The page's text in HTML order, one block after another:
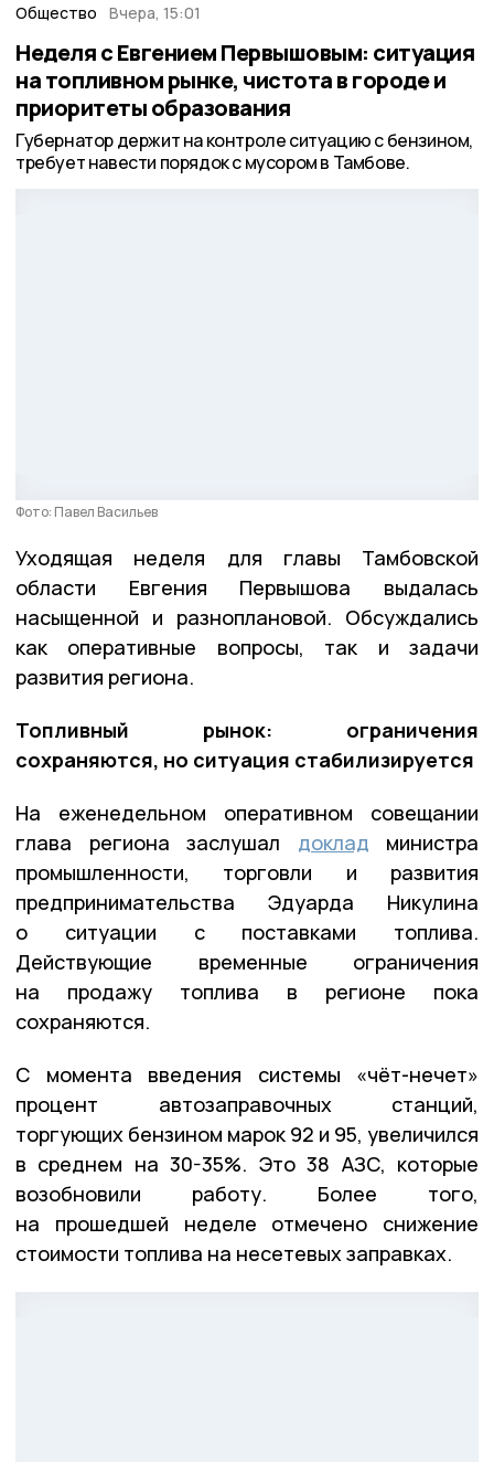
Общество Вчера, 15:01
Неделя с Евгением Первышовым: ситуация
на топливном рынке, чистота в городе и
приоритеты образования
Губернатор держит на контроле ситуацию с бензином,
требует навести порядок с мусором в Тамбове.
Фото: Павел Васильев
Уходящая неделя для главы Тамбовской
области Евгения Первышова выдалась
насыщенной и разноплановой. Обсуждались
как оперативные вопросы, так и задачи
развития региона.
Топливный рынок: ограничения
сохраняются, но ситуация стабилизируется
На еженедельном оперативном совещании
глава региона заслушал доклад министра
промышленности, торговли и развития
предпринимательства Эдуарда Никулина
о ситуации с поставками топлива.
Действующие временные ограничения
на продажу топлива в регионе пока
сохраняются.
С момента введения системы «чёт-нечет»
процент автозаправочных станций,
торгующих бензином марок 92 и 95, увеличился
в среднем на 30-35%. Это 38 АЗС, которые
возобновили работу. Более того,
на прошедшей неделе отмечено снижение
стоимости топлива на несетевых заправках.